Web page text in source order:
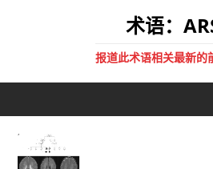
术语：
报道此术语相关最新的